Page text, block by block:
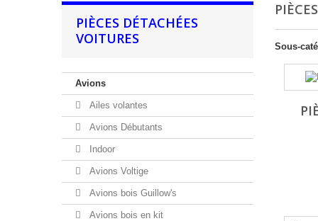
PIÈCES DÉTACHÉES
VOITURES
Avions
Ailes volantes
Avions Débutants
Indoor
Avions Voltige
Avions bois Guillow's
Avions bois en kit
Sous-